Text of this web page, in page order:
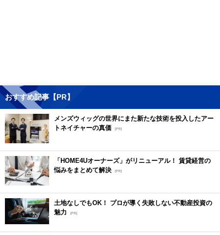
おすすめ記事【PR】
メンズウィッグの世界にまた新たな技術を投入したアー
トネイチャーの真価 [PR]
「HOME4Uオーナーズ」がリニューアル！ 賃貸経営の
悩みをまとめて解決 [PR]
土地なしでもOK！ プロが導く失敗しない不動産投資の
魅力
[PR]